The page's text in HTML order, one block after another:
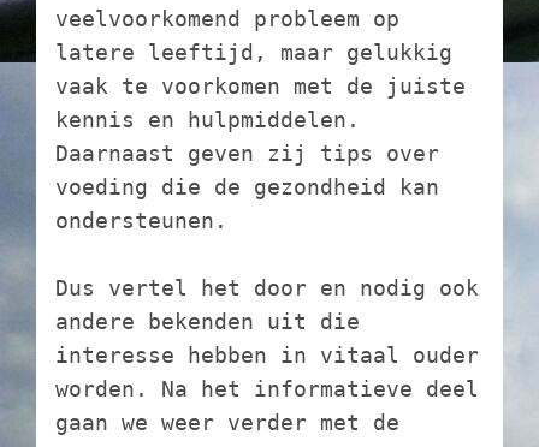
veelvoorkomend probleem op
latere leeftijd, maar gelukkig
vaak te voorkomen met de juiste
kennis en hulpmiddelen.
Daarnaast geven zij tips over
voeding die de gezondheid kan
ondersteunen.
Dus vertel het door en nodig ook
andere bekenden uit die
interesse hebben in vitaal ouder
worden. Na het informatieve deel
gaan we weer verder met de